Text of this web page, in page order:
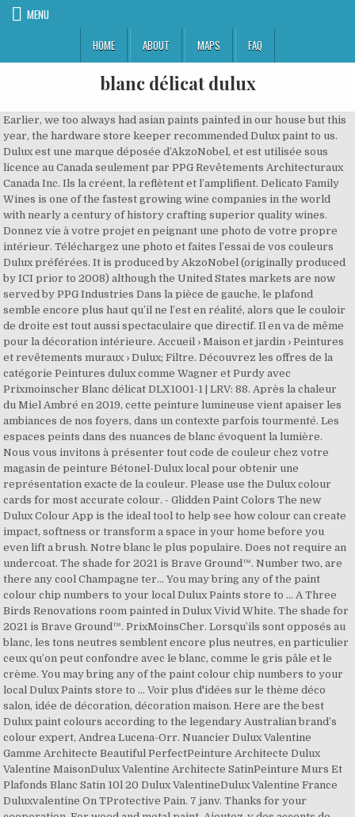
MENU
HOME
ABOUT MAPS FAQ
blanc délicat dulux
Earlier, we too always had asian paints painted in our house but this year, the hardware store keeper recommended Dulux paint to us. Dulux est une marque déposée d’AkzoNobel, et est utilisée sous licence au Canada seulement par PPG Revêtements Architecturaux Canada Inc. Ils la créent, la reflètent et l’amplifient. Delicato Family Wines is one of the fastest growing wine companies in the world with nearly a century of history crafting superior quality wines. Donnez vie à votre projet en peignant une photo de votre propre intérieur. Téléchargez une photo et faites l’essai de vos couleurs Dulux préférées. It is produced by AkzoNobel (originally produced by ICI prior to 2008) although the United States markets are now served by PPG Industries Dans la pièce de gauche, le plafond semble encore plus haut qu’il ne l’est en réalité, alors que le couloir de droite est tout aussi spectaculaire que directif. Il en va de même pour la décoration intérieure. Accueil › Maison et jardin › Peintures et revêtements muraux › Dulux; Filtre. Découvrez les offres de la catégorie Peintures dulux comme Wagner et Purdy avec Prixmoinscher Blanc délicat DLX1001-1 | LRV: 88. Après la chaleur du Miel Ambré en 2019, cette peinture lumineuse vient apaiser les ambiances de nos foyers, dans un contexte parfois tourmenté. Les espaces peints dans des nuances de blanc évoquent la lumière. Nous vous invitons à présenter tout code de couleur chez votre magasin de peinture Bétonel-Dulux local pour obtenir une représentation exacte de la couleur. Please use the Dulux colour cards for most accurate colour. - Glidden Paint Colors The new Dulux Colour App is the ideal tool to help see how colour can create impact, softness or transform a space in your home before you even lift a brush. Notre blanc le plus populaire. Does not require an undercoat. The shade for 2021 is Brave Ground™. Number two, are there any cool Champagne ter… You may bring any of the paint colour chip numbers to your local Dulux Paints store to … A Three Birds Renovations room painted in Dulux Vivid White. The shade for 2021 is Brave Ground™. PrixMoinsCher. Lorsqu’ils sont opposés au blanc, les tons neutres semblent encore plus neutres, en particulier ceux qu’on peut confondre avec le blanc, comme le gris pâle et le crème. You may bring any of the paint colour chip numbers to your local Dulux Paints store to … Voir plus d'idées sur le thème déco salon, idée de décoration, décoration maison. Here are the best Dulux paint colours according to the legendary Australian brand’s colour expert, Andrea Lucena-Orr. Nuancier Dulux Valentine Gamme Architecte Beautiful PerfectPeinture Architecte Dulux Valentine MaisonDulux Valentine Architecte SatinPeinture Murs Et Plafonds Blanc Satin 10l 20 Dulux ValentineDulux Valentine France Duluxvalentine On TProtective Pain. 7 janv. Thanks for your cooperation. For wood and metal paint. Ajoutez-y des accents de noir et de charbon pour rendre l’ambiance encore plus réconfortante. Self undercoating gloss for interior wood and metal. But for those out there poppin bottles this December and January (and why not February, Februarys a little depressing and useless), a few questions arise as we do our bubbly buying. Blue, the colour of the sky and the ocean, is trustworthy, stable and dependable, stimulating clear thoughts and calming the mind. Search by: UPC code or Product Name or Certification Type. Tout styliste mode vous révélera avec plaisir l’un des secrets d’une tenue monochrome réussie : miser sur la variété des textures. DLX1025-1. Contrairement à la croyance populaire, le blanc à lui seul ne suffit pas à créer un espace minimaliste. Des variantes de blanc s’harmonisent parfaitement aux formes souples et aux éléments décoratifs discrets pour créer une chambre à coucher confortable et zen. Register here Plus more than a few of Hamel’s favourite, all-purpose whites such as the one featured in the blissful bedroom, pictured. ANTIQUE WHITE USA. Cette nuance peut être utilisée autant comme couleur principale que sur les boiseries, et s’agence à toutes les couleurs. Peinture Mur Maison. Le Multi-Colored Swatches Design est une marque déposée de PPG Architectural Finishes Inc. Bétonel et Glidden sont des marques déposées de PPG Group of Companies. Ampoules pour vanité 25W I have 14 brand new of these Dulux L 40w Ecologic Compact Fluorescent light bulbs. Des cadres de bois, un bureau monté au mur ou une commode n’ont jamais aussi fière allure que devant un mur blanc tout simple. Description. Photo by Amelia Stanwix. FIDÉLITÉ DE LA COULEUR : Veuillez noter qu’en raison des variations de calibrage des moniteurs, la représentation de la couleur à l’écran n’est pas un indicateur précis de la couleur réelle de la peinture. © 2018 PPG Industries Inc. Tous droits réservés. La peinture se décline en mille couleurs pour les murs. © 2019 PPG Industries Inc. Tous droits réservés. The displayed colour will depend on your monitor and browser and pearl or metallic colours cannot be shown adequately. Magnifiquement complexe, riche et doux tout à la fois. The colours depicted on the following chart are for guidance only. La peinture d’intérieur Dulux Diamant est une peinture révolutionnaire. Plume argentée. Palette des teintures opaques d’extérieur, Politique de confidentialité PPG Architectural Coatings. Découvrez les offres de la catégorie Dulux avec Prixmoinscher. DLX1001-2. Vous êtes dans Peintures Et Revêtements Muraux. favorite_border. Its the season of bubbly, for wine drinkers among us anyway (for others, its the season of unapologetically creamy hedonism, AKA nog time). Peinture Sico. Comme la couleur n’interfère pas avec la perception tactile, vous prenez davantage conscience de l’abondance qui vous entoure. Obtenez des rabais exclusifs sur les produits de peinture Dulux. Cette nuance peut être utilisée autant comme couleur principale que sur les boiseries, et s’agence à toutes les couleurs. Vous devez prévoir l’effet qu’auront ces couleurs sur la perception de l’espace. It … N’est-ce pas intéressant? Il invite clairement à monter à l’étage. Il constitue la toile de fond idéale pour mettre en vedette des objets décoratifs. Magnifiquement complexe, riche et doux tout à la fois. marque Globe, modèle G16 1/2, 120 Volt, 05153. The lead-time for paint made to match Dulux 075 Clotted Cream depends on the type of paint needed, and most orders ship within 48 hours (custom spray paint may take longer). favorite_border. C’est le pendant artistique du luxe discret. ... Blanc délicat. Dulux ® Trade Range Colour Chart. Le blanc peut servir de toile vierge ou s’affirmer à lui seul, mais il met également en valeur le bois, avec lequel il se marie tout naturellement. LES LUMINAIRES :. Number one, why do you only get to have it a few times a year? Avec ses microsphères de céramique et sa technologie avancée de délogement des taches, cette peinture surpasse le rendement des peintures traditionnelles pour l’intérieur. Le Multi-Colored Swatches Design est une marque déposée de PPG Architectural Finishes Inc. Bétonel et Glidden sont des marques déposées de PPG Group of Companies. DLX1001-1. favorite_border. Aria. Dulux est une marque déposée d’AkzoNobel, et est utilisée sous licence au Canada seulement par PPG Revêtements Architecturaux Canada Inc. 9 mai 2018 - Peinture bleu délicat velours DULUX VALENTINE Architecte 2 l Dulux Once Gloss has been specially formulated to give a perfect gloss finish on interior and exterior wood and metal surfaces in just one coat, guaranteed. Dans les critères de choix, la lumière a aussi toute son importance. Order Sample Pots Test colours in your home with 100ml sample pots or A4 swatches, especially helpful for testing different times of day or comparing colours against each other. COLOUR ACCURACY: Note that the on-screen colour representations are not necessarily precise representations of actual paint colours due to variance in monitor calibrations. Dulux paints is the most preferred paint brand by me! Une métamorphose en noir et blanc exige une planification soignée. COLOUR ACCURACY: Note that the on-screen colour representations are not necessarily precise representations of actual paint colours due to variance in monitor calibrations. 2 Tables guéridons LOGO Blanches 3 SUISSES www.3suisses.fr 1 canapé convertible Naturel MIAMI 1 Table à manger design Blanche HALIA 3 Lots de 2 Chaises transparentes KALYA 1 Buffet KELIO Blanc 1 meuble tv Blanc Mat KELIO MILIBOO www.miliboo.com. Dulux Once is also available in Emulsion and Satinwood. Dulux is an internationally available brand of architectural paint.The brand name Dulux has been used by both Imperial Chemical Industries (ICI) and DuPont since 1931 and was one of the first alkyd-based paints. It is very compatible and can be used with most all colors. Des cadres de bois, un bureau monté au mur ou une commode n’ont jamais aussi fière allure que devant un mur blanc tout simple. Sherwin-Williams Preferred Customer. Blanc Dulux. ... Peinture Bleu Delicat Velours Dulux Valentine Architecte 2 L ... (un vert délicat, proche du pastel) couleur de l'année 2020. La lumière accentue la couleur profonde du bois, rehausse la beauté de son grain et souligne la qualité du travail de l’artisan. read more Nous vous invitons à présenter tout code de couleur chez votre magasin de peinture Bétonel-Dulux local pour obtenir une représentation exacte de la couleur. Note: If you have registered before 24th April 2019, you will need to re-register on the site. If your need is immediate, select Expedited Production during checkout for guaranteed shipment within 1 business day. Dulux Perfect Palette; Colour Inspiration; Semi-Transparent Stain Colours; 2021 Paint Colour & Design Trends; Exterior Solid Stain Colours; Paint Colour Visualizer; Dulux Colour Sensor; Browse Our Colours; Products. Dulux Colour of the Year 2021 – Brave Ground™ Every year, Dulux colour experts translate global design trends into the new Colour of the Y